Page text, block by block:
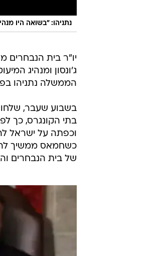
נתניהו: "בשואה היו
יו"ר בית הנבחרים
ג'ונסון ומנהיג
הממשלה נתניהו בפני
בשבוע שעבר,
וכפתה על ישראל
כשחמאס ממשיך
של בית הנבחרים